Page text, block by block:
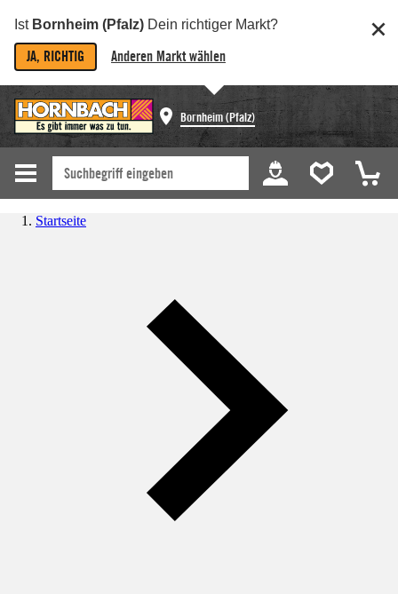
Ist Bornheim (Pfalz) Dein richtiger Markt?
JA, RICHTIG Anderen Markt wählen
Bornheim (Pfalz)
Startseite